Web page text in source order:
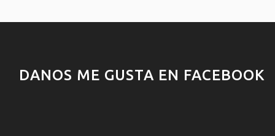
DANOS ME GUSTA EN FACEBOOK